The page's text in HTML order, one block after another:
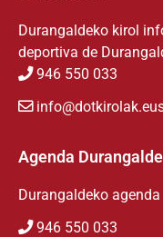
Durangaldeko kirol
deportiva de
946 550 033
Agenda
Durangaldeko agenda
946 550 033